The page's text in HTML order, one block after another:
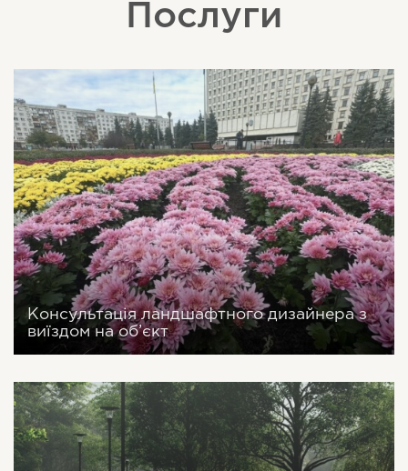
Послуги
Консультація ландшафтного дизайнера з
виїздом на об’єкт